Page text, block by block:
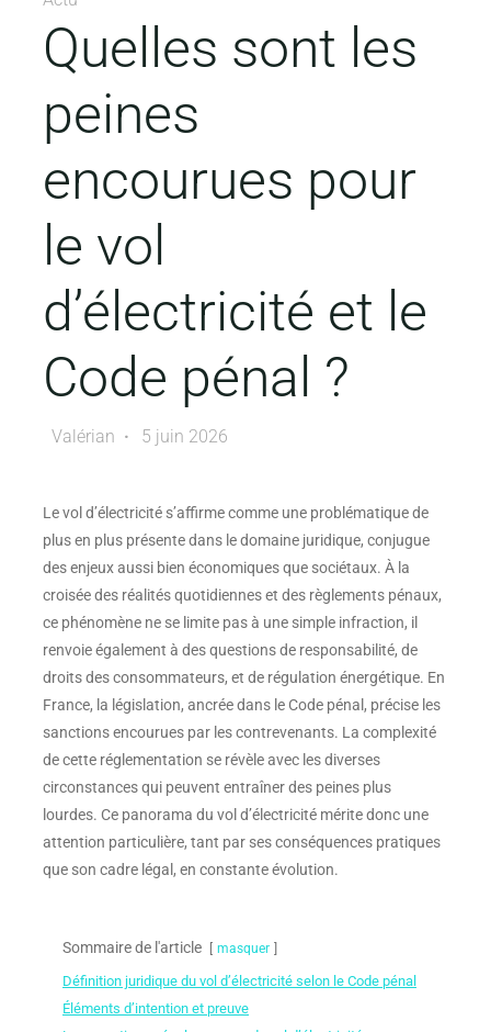
Quelles sont les
peines
encourues pour
le vol
d’électricité et le
Code pénal ?
Valérian 5 juin 2026
Le vol d’électricité s’affirme comme une problématique de
plus en plus présente dans le domaine juridique, conjugue
des enjeux aussi bien économiques que sociétaux. À la
croisée des réalités quotidiennes et des règlements pénaux,
ce phénomène ne se limite pas à une simple infraction, il
renvoie également à des questions de responsabilité, de
droits des consommateurs, et de régulation énergétique. En
France, la législation, ancrée dans le Code pénal, précise les
sanctions encourues par les contrevenants. La complexité
de cette réglementation se révèle avec les diverses
circonstances qui peuvent entraîner des peines plus
lourdes. Ce panorama du vol d’électricité mérite donc une
attention particulière, tant par ses conséquences pratiques
que son cadre légal, en constante évolution.
Sommaire de l'article masquer
Définition juridique du vol d’électricité selon le Code pénal
Éléments d’intention et preuve